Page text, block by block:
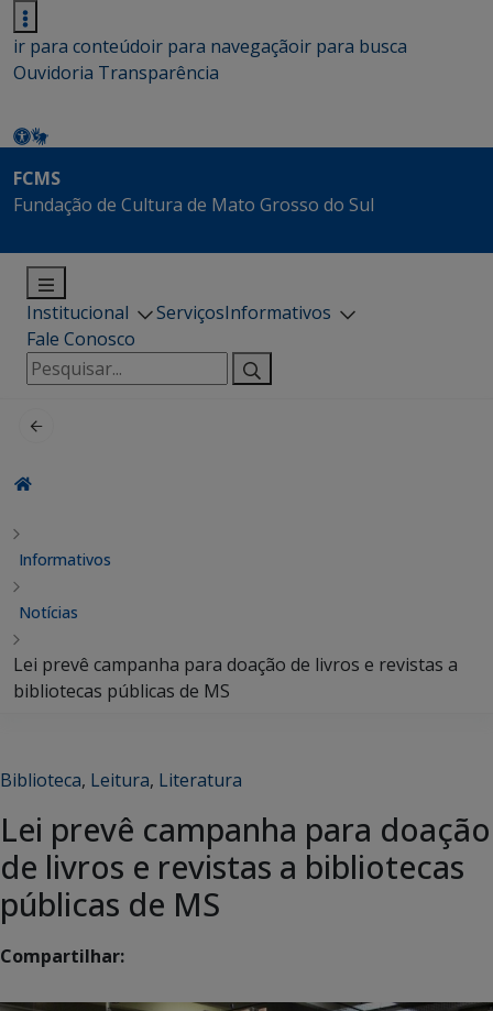
ir para conteúdoir para navegaçãoir para busca
Ouvidoria Transparência
FCMS
Fundação de Cultura de Mato Grosso do Sul
Institucional ServiçosInformativos
Fale Conosco
Pesquisar
por:
Informativos
Notícias
Lei prevê campanha para doação de livros e revistas a
bibliotecas públicas de MS
Biblioteca, Leitura, Literatura
Lei prevê campanha para doação
de livros e revistas a bibliotecas
públicas de MS
Compartilhar: